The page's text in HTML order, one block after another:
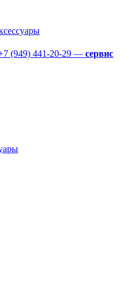
(949) 441-20-29 — сервис